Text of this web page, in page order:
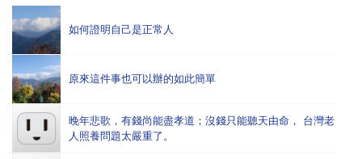
如何證明自己是正常人
原來這件事也可以辦的如此簡單
晚年悲歌，有錢尚能盡孝道；沒錢只能聽天由命， 台灣老
人照養問題太嚴重了。